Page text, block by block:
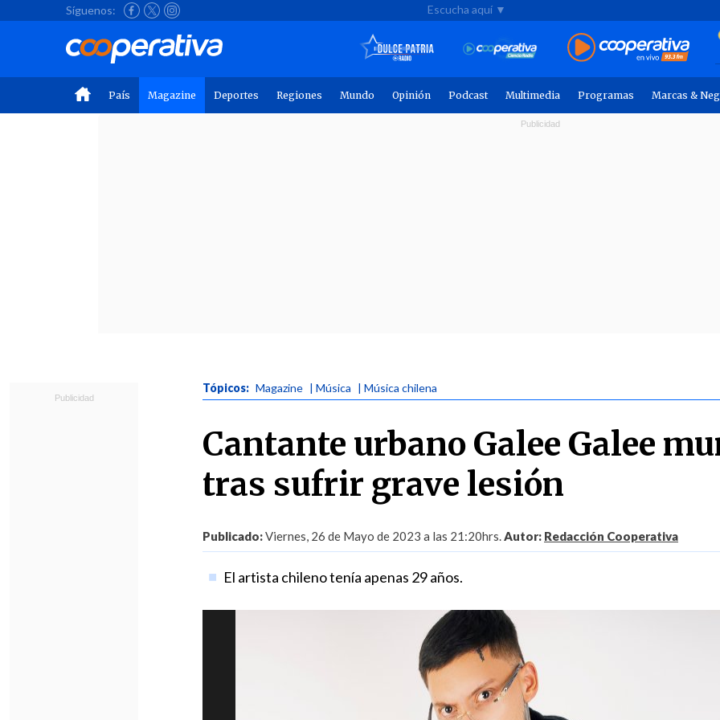
Síguenos: Escucha aquí ▼
País Magazine Deportes Regiones Mundo Opinión Podcast Multimedia Programas Marcas &
Tópicos: Magazine | Música | Música chilena
Cantante urbano Galee Galee
tras sufrir grave lesión
Publicado:Viernes, 26 de Mayo de 2023 a las 21:20hrs.Autor: Redacción Cooperativa
El artista chileno tenía apenas 29 años.